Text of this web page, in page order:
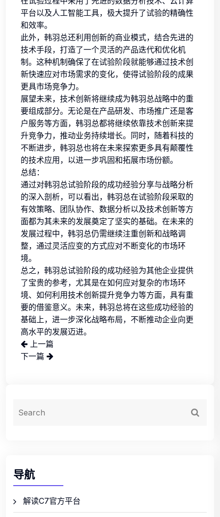
平台以及人工智能工具，极大提升了试验的精确性
和效率。
此外，韩羽总还利用创新的商业模式，结合先进的
技术手段，打造了一个灵活的产品迭代和优化机
制。这种机制确保了在试验阶段就能够通过技术创
新快速应对市场需求的变化，使得试验阶段的成果
更具市场竞争力。
展望未来，技术创新将继续成为韩羽总战略中的重
要组成部分。无论是在产品研发、市场推广还是客
户服务等方面，韩羽总都将继续依靠技术创新来提
升竞争力，推动业务持续增长。同时，随着科技的
不断进步，韩羽总也将在未来探索更多具有颠覆性
的技术应用，以进一步巩固和拓展市场份额。
总结：
通过对韩羽总试验阶段的成功经验分享与战略分析
的深入剖析，可以看出，韩羽总在试验阶段采取的
有效策略、团队协作、数据分析以及技术创新等方
面都为其未来的发展奠定了坚实的基础。在未来的
发展过程中，韩羽总仍需继续注重创新和战略调
整，通过灵活应变的方式应对不断变化的市场环
境。
总之，韩羽总试验阶段的成功经验为其他企业提供
了宝贵的参考，尤其是在如何应对复杂的市场环
境、如何利用技术创新提升竞争力等方面，具有重
要的借鉴意义。未来，韩羽总将在这些成功经验的
基础上，进一步深化战略布局，不断推动企业向更
高水平的发展迈进。
上一篇
下一篇
导航
解读C7官方平台